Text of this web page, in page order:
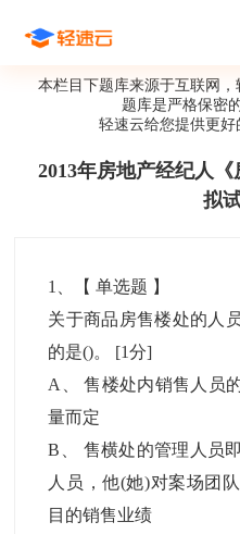
本栏目下题库来源于互联网
题库是严格保密
轻速云给您提供更好
2013年房地产经纪人
拟
1 、【单选题 】
关于商品房售楼处的人
的是()。 [1分]
A
、售楼处内销售人员
量而定
B
售横处的管理人员
人员，他(她)对案场团
目的销售业绩